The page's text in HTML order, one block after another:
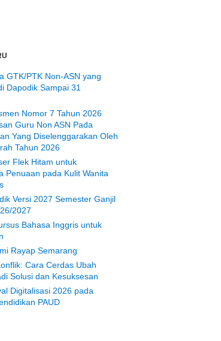
GTK/PTK Non-ASN yang
Dapodik Sampai 31
Nomor 7 Tahun 2026
Guru Non ASN Pada
Yang Diselenggarakan Oleh
Tahun 2026
Flek Hitam untuk
Penuaan pada Kulit Wanita
Versi 2027 Semester Ganjil
2027
Bahasa Inggris untuk
Rayap Semarang
Cara Cerdas Ubah
Solusi dan Kesuksesan
Digitalisasi 2026 pada
PAUD